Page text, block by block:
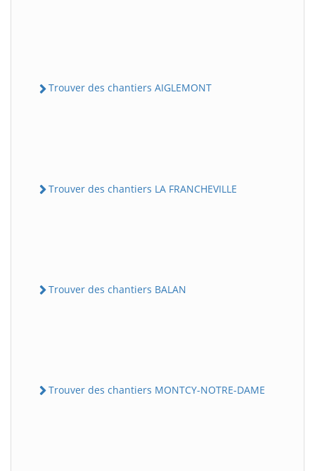
Trouver des chantiers AIGLEMONT
Trouver des chantiers LA FRANCHEVILLE
Trouver des chantiers BALAN
Trouver des chantiers MONTCY-NOTRE-DAME